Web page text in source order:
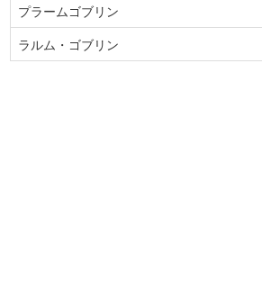
プラームゴブリン
ラルム・ゴブリン